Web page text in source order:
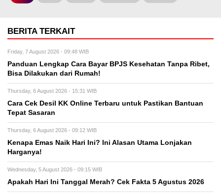
BERITA TERKAIT
Friday, 7 August 2026 - 09:48 WIB
Panduan Lengkap Cara Bayar BPJS Kesehatan Tanpa Ribet,
Bisa Dilakukan dari Rumah!
Thursday, 6 August 2026 - 15:31 WIB
Cara Cek Desil KK Online Terbaru untuk Pastikan Bantuan
Tepat Sasaran
Thursday, 6 August 2026 - 09:12 WIB
Kenapa Emas Naik Hari Ini? Ini Alasan Utama Lonjakan
Harganya!
Wednesday, 5 August 2026 - 09:15 WIB
Apakah Hari Ini Tanggal Merah? Cek Fakta 5 Agustus 2026